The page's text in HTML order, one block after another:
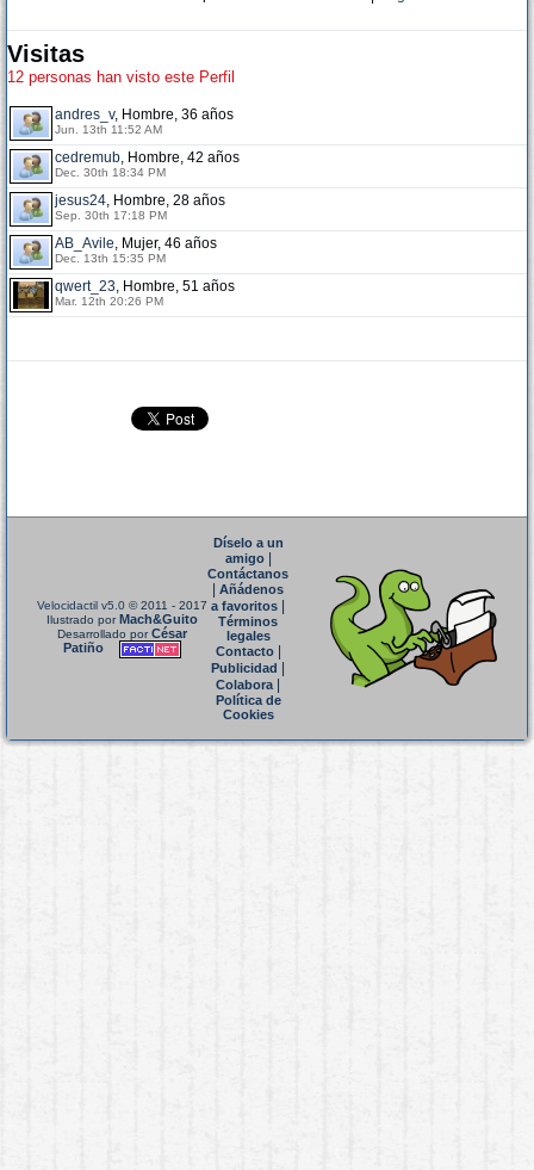
Visitas
12 personas han visto este Perfil
andres_v, Hombre, 36 años
Jun. 13th 11:52 AM
cedremub, Hombre, 42 años
Dec. 30th 18:34 PM
jesus24, Hombre, 28 años
Sep. 30th 17:18 PM
AB_Avile, Mujer, 46 años
Dec. 13th 15:35 PM
qwert_23, Hombre, 51 años
Mar. 12th 20:26 PM
Velocidactil v5.0 © 2011 - 2017
Ilustrado porMach&Guito
Desarrollado porCésar
Patiño
Díselo a un
amigo|
Contáctanos
Añádenos
a favoritos
Términos
legales
Contacto|
Publicidad
Colabora|
Política de
Cookies